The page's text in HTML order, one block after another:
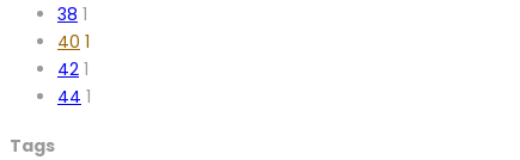
38 1
40 1
42 1
44 1
Tags